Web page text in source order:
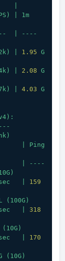
1m
----
1.95 G
2.08 G
4.03 G
Ping
----
159
(100G)
318
(10G)
170
(10G)